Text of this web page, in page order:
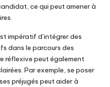
ce qui peut amener à
impératif d’intégrer des
dans le parcours des
réflexive peut également
Par exemple, se poser
préjugés peut aider à